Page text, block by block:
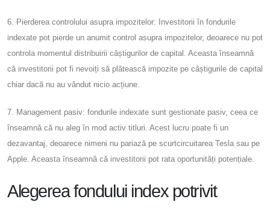
6. Pierderea controlului asupra impozitelor: Investitorii în fondurile
indexate pot pierde un anumit control asupra impozitelor, deoarece nu pot
controla momentul distribuirii câștigurilor de capital. Aceasta înseamnă
că investitorii pot fi nevoiți să plătească impozite pe câștigurile de capital
chiar dacă nu au vândut nicio acțiune.
7. Management pasiv: fondurile indexate sunt gestionate pasiv, ceea ce
înseamnă că nu aleg în mod activ titluri. Acest lucru poate fi un
dezavantaj, deoarece nimeni nu pariază pe scurtcircuitarea Tesla sau pe
Apple. Aceasta înseamnă că investitorii pot rata oportunități potențiale.
Alegerea fondului index potrivit